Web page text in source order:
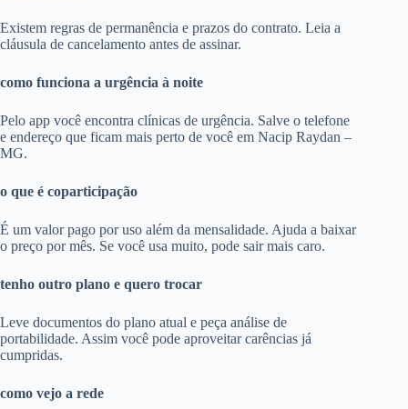
Existem regras de permanência e prazos do contrato. Leia a
cláusula de cancelamento antes de assinar.
como funciona a urgência à noite
Pelo app você encontra clínicas de urgência. Salve o telefone
e endereço que ficam mais perto de você em Nacip Raydan –
MG.
o que é coparticipação
É um valor pago por uso além da mensalidade. Ajuda a baixar
o preço por mês. Se você usa muito, pode sair mais caro.
tenho outro plano e quero trocar
Leve documentos do plano atual e peça análise de
portabilidade. Assim você pode aproveitar carências já
cumpridas.
como vejo a rede